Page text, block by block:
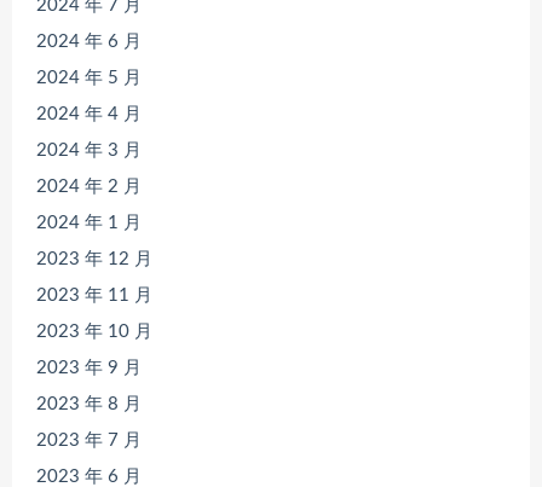
2024 年 7 月
2024 年 6 月
2024 年 5 月
2024 年 4 月
2024 年 3 月
2024 年 2 月
2024 年 1 月
2023 年 12 月
2023 年 11 月
2023 年 10 月
2023 年 9 月
2023 年 8 月
2023 年 7 月
2023 年 6 月